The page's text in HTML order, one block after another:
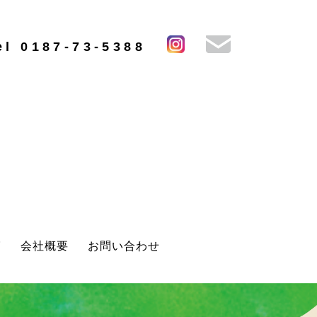
0187-73-5388
会社概要 お問い合わせ